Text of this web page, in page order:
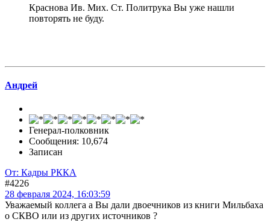
Краснова Ив. Мих. Ст. Политрука Вы уже нашли
повторять не буду.
Андрей
Генерал-полковник
Сообщения: 10,674
Записан
От: Кадры РККА
#4226
28 февраля 2024, 16:03:59
Уважаемый коллега а Вы дали двоечников из книги Мильбаха
о СКВО или из других источников ?